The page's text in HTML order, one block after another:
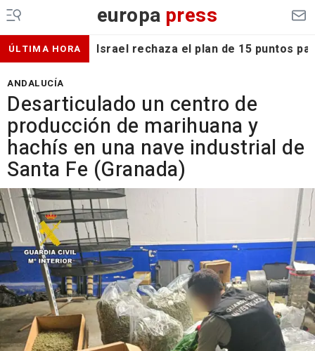
europa press
ÚLTIMA HORA Israel rechaza el plan de 15 puntos
ANDALUCÍA
Desarticulado un centro de
producción de marihuana y
hachís en una nave industrial de
Santa Fe (Granada)